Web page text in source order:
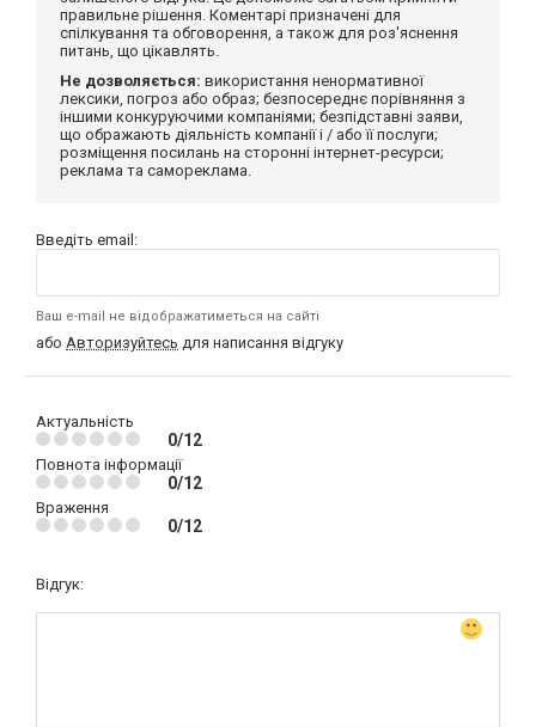
правильне рішення. Коментарі призначені для
спілкування та обговорення, а також для роз'яснення
питань, що цікавлять.
Не дозволяється: використання ненормативної
лексики, погроз або образ; безпосереднє порівняння з
іншими конкуруючими компаніями; безпідставні заяви,
що ображають діяльність компанії і / або її послуги;
розміщення посилань на сторонні інтернет-ресурси;
реклама та самореклама.
Введіть email:
Ваш e-mail не відображатиметься на сайті
або Авторизуйтесь для написання відгуку
Актуальність
0/12
Повнота інформації
0/12
Враження
0/12
Відгук: